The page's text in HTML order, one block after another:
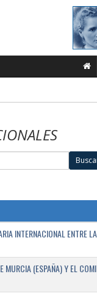
INTERNACIONAL ENTRE
MURCIA (ESPAÑA) Y EL